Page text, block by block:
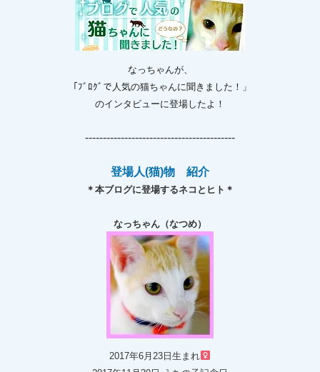
なっちゃんが、
「ﾌﾞﾛｸﾞで人気の猫ちゃんに聞きました！」
のインタビューに登場したよ！
------------------------------------------
登場人(猫)物 紹介
＊本ブログに登場するネコとヒト＊
なっちゃん（なつめ）
2017年6月23日生まれ